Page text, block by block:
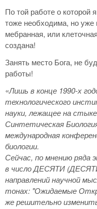
По той работе о которой
тоже необходима, но уже
мебранная, или
создана!
Занять место Бога, не
работы!
«Лишь в конце 1990-х
технологического
науки, лежащее на
Синтетическая
международная
биологии.
Сейчас, по мнению ряда
в число ДЕСЯТИ
направлений научной
тонах: "Ожидаемые
же решительно